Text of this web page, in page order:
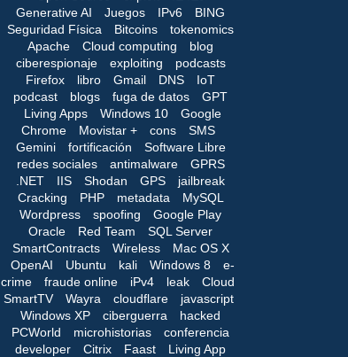
Generative AI
Juegos IPv6
BING
Seguridad Física
Bitcoins
tokenomics
Apache
Cloud computing
blog
ciberespionaje
exploiting
podcasts
Firefox
libro Gmail DNS
IoT
podcast
blogs fuga de datos
GPT
Living Apps
Windows 10
Google
Chrome
Movistar + cons
SMS
Gemini
fortificación
Software Libre
redes sociales
antimalware
GPRS
.NET
IIS Shodan GPS
jailbreak
Cracking
PHP metadata
MySQL
Wordpress
spoofing
Google Play
Oracle
Red Team
SQL Server
SmartContracts
Wireless
Mac OS X
OpenAI
Ubuntu kali Windows 8
e-
crime
fraude online iPv4 leak
Cloud
SmartTV
Wayra cloudflare
javascript
Windows XP
ciberguerra
hacked
PCWorld
microhistorias
conferencia
developer
Citrix Faast
Living App